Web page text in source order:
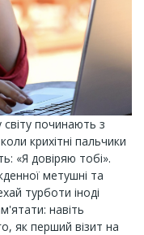
починають з
крихітні пальчики
«Я довіряю тобі».
метушні та
турботи іноді
навіть
як перший візит на